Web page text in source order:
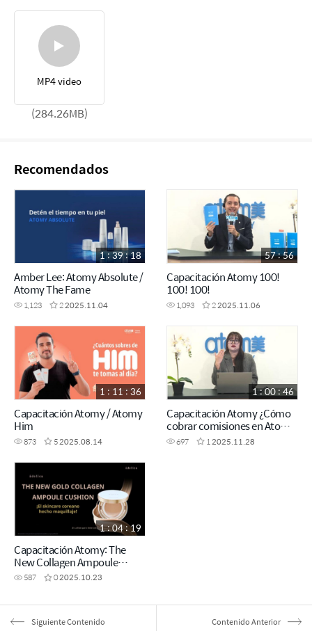
MP4 video
(284.26MB)
Recomendados
Amber Lee: Atomy Absolute /
Atomy The Fame
1,123 22025.11.04
1 : 39 : 18
Capacitación Atomy 100!
100! 100!
1,093 22025.11.06
57 : 56
Capacitación Atomy / Atomy
Him
873 52025.08.14
1 : 11 : 36
Capacitación Atomy ¿Cómo
cobrar comisiones en Atomy
México?
697 12025.11.28
1 : 00 : 46
Capacitación Atomy: The
New Collagen Ampoule
Cushion
587 02025.10.23
1 : 04 : 19
Siguiente Contenido Contenido Anterior